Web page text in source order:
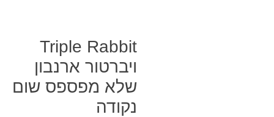
Triple Rabbit
ויברטור ארנבון
שלא מפספס שום
נקודה